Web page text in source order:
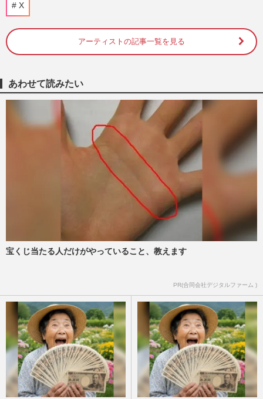
F1日本GPを揺らしたYOSHIKI流『君が
代』感動の声の一方でSNSでは“戸惑い”も
YOSHIKI、アニメ『ダンダダン』の“オマ
ージュ演出”に怒り投稿でも著作権主張は
「難しい」法律の境界線
週刊女性2025年9月16日号 2025/9/2
YOSHIKIプロデュースの『XY』から元
NEWS手越祐也らメンバー大量脱退に「人
の人生を預かる自覚」欠如の指摘
2025/6/17
YOSHIKI、初の日本産ワインプロジェクト
2025/6/2
X
アーティストの記事一覧を見る
あわせて読みたい
宝くじ当たる人だけがやっていること、教えます
PR(合同会社デジタルファーム )